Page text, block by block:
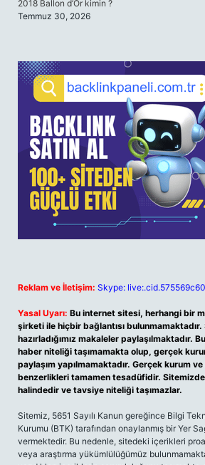
2018 Ballon d’Or kimin ?
Temmuz 30, 2026
Reklam ve İletişim: Skype:
Yasal Uyarı: Bu internet sitesi, herhangi bir
şirketi ile hiçbir bağlantısı
hazırladığımız makaleler paylaşılmaktadır.
haber niteliği taşımamakta olup, gerçek
paylaşım yapılmamaktadır. Gerçek kurum
benzerlikleri tamamen tesadüfidir.
halindedir ve tavsiye niteliği taşımazlar.
Sitemiz, 5651 Sayılı Kanun gereğince Bilgi
Kurumu (BTK) tarafından onaylanmış bir Yer
vermektedir. Bu nedenle, sitedeki içerikleri
veya araştırma yükümlülüğümüz